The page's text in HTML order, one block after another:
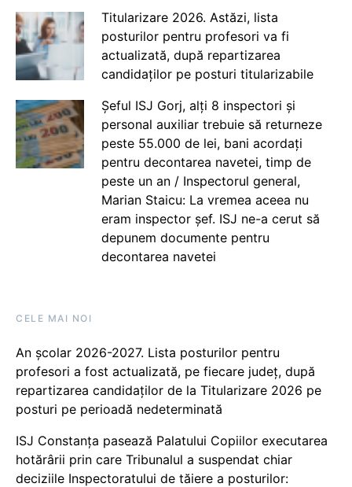
Titularizare 2026. Astăzi, lista
posturilor pentru profesori va fi
actualizată, după repartizarea
candidaților pe posturi titularizabile
Șeful ISJ Gorj, alți 8 inspectori și
personal auxiliar trebuie să returneze
peste 55.000 de lei, bani acordați
pentru decontarea navetei, timp de
peste un an / Inspectorul general,
Marian Staicu: La vremea aceea nu
eram inspector șef. ISJ ne-a cerut să
depunem documente pentru
decontarea navetei
CELE MAI NOI
An școlar 2026-2027. Lista posturilor pentru
profesori a fost actualizată, pe fiecare județ, după
repartizarea candidaților de la Titularizare 2026 pe
posturi pe perioadă nedeterminată
ISJ Constanța pasează Palatului Copiilor executarea
hotărârii prin care Tribunalul a suspendat chiar
deciziile Inspectoratului de tăiere a posturilor: